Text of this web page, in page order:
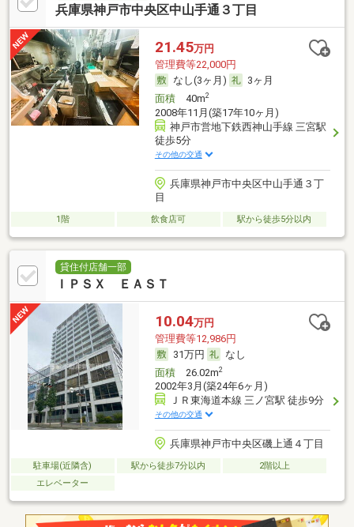
兵庫県神戸市中央区中山手通３丁目
21.45万円
管理費等22,000円
なし(3ヶ月)
3ヶ月
面積40m2
2008年11月(築17年10ヶ月)
神戸市営地下鉄西神山手線 三宮駅
徒歩5分
その他の交通
兵庫県神戸市中央区中山手通３丁
目
1階 飲食店可 駅から徒歩5分以内
貸住付店舗一部
ＩＰＳＸ ＥＡＳＴ
10.04万円
管理費等12,986円
31万円
なし
面積26.02m2
2002年3月(築24年6ヶ月)
ＪＲ東海道本線 三ノ宮駅 徒歩9分
その他の交通
兵庫県神戸市中央区磯上通４丁目
駐車場(近隣含) 駅から徒歩7分以内
2階以上
エレベーター